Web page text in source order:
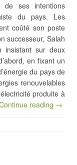
de ses intentions
du pays. Les
coûté son poste
successeur, Salah
insistant sur deux
en fixant un
du pays de
renouvelables
produite à
reading →